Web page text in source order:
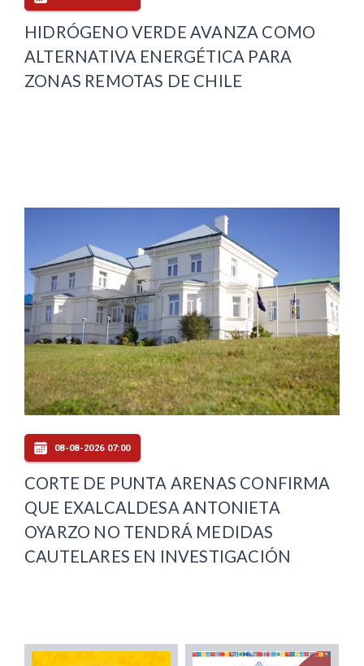
HIDRÓGENO VERDE AVANZA COMO
ALTERNATIVA ENERGÉTICA PARA
ZONAS REMOTAS DE CHILE
08-08-2026 07:00
CORTE DE PUNTA ARENAS CONFIRMA
QUE EXALCALDESA ANTONIETA
OYARZO NO TENDRÁ MEDIDAS
CAUTELARES EN INVESTIGACIÓN